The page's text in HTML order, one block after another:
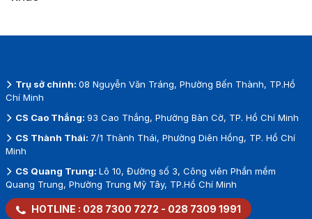
Trụ sở chính: 08 Nguyễn Văn Tráng, Phường Bến Thành, TP.Hồ
Chí Minh
CS Cao Thắng: 93 Cao Thắng, Phường Bàn Cờ, TP. Hồ Chí Minh
CS Thành Thái: 7/1 Thành Thái, Phường Diên Hồng, TP. Hồ Chí
Minh
CS Quang Trung: Lô 10, Đường số 3, Công viên Phần mềm
Quang Trung, Phường Trung Mỹ Tây, TP.Hồ Chí Minh
HOTLINE : 028 7300 7272 - 028 7309 1991